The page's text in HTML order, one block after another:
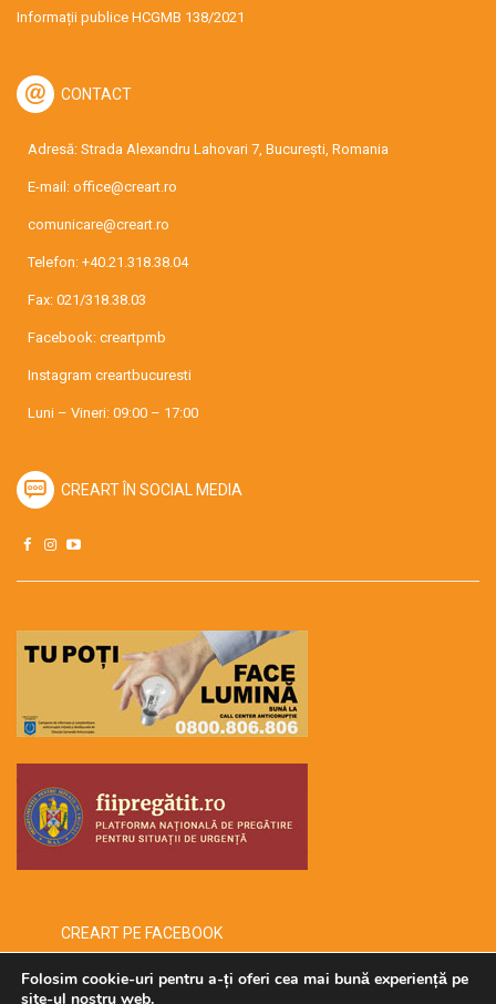
Informații publice HCGMB 138/2021
CONTACT
Adresă: Strada Alexandru Lahovari 7, București, Romania
E-mail: office@creart.ro
comunicare@creart.ro
Telefon: +40.21.318.38.04
Fax: 021/318.38.03
Facebook: creartpmb
Instagram creartbucuresti
Luni – Vineri: 09:00 – 17:00
CREART ÎN SOCIAL MEDIA
CREART PE FACEBOOK
Folosim cookie-uri pentru a-ți oferi cea mai bună experiență pe
site-ul nostru web.